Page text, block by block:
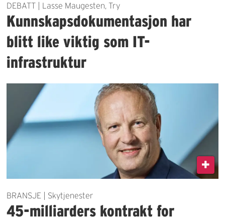
DEBATT | Lasse Maugesten, Try
Kunnskapsdokumentasjon har
blitt like viktig som IT-
infrastruktur
BRANSJE | Skytjenester
45-milliarders kontrakt for